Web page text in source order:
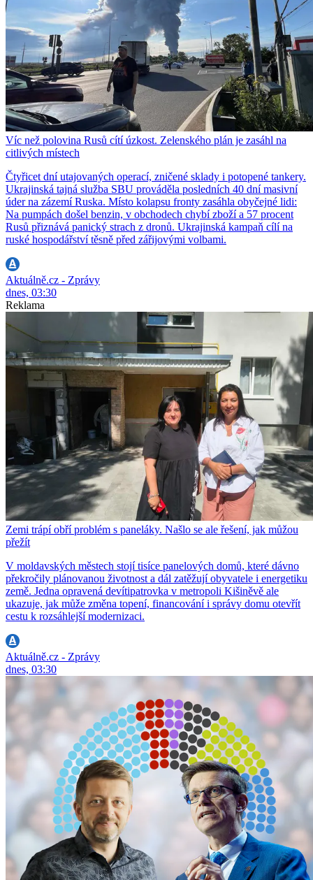
Víc než polovina Rusů cítí úzkost. Zelenského plán je zasáhl na
citlivých místech
Čtyřicet dní utajovaných operací, zničené sklady i potopené tankery.
Ukrajinská tajná služba SBU prováděla posledních 40 dní masivní
úder na zázemí Ruska. Místo kolapsu fronty zasáhla obyčejné lidi:
Na pumpách došel benzin, v obchodech chybí zboží a 57 procent
Rusů přiznává panický strach z dronů. Ukrajinská kampaň cílí na
ruské hospodářství těsně před zářijovými volbami.
Aktuálně.cz - Zprávy
dnes, 03:30
Reklama
Zemi trápí obří problém s paneláky. Našlo se ale řešení, jak můžou
přežít
V moldavských městech stojí tisíce panelových domů, které dávno
překročily plánovanou životnost a dál zatěžují obyvatele i energetiku
země. Jedna opravená devítipatrovka v metropoli Kišiněvě ale
ukazuje, jak může změna topení, financování i správy domu otevřít
cestu k rozsáhlejší modernizaci.
Aktuálně.cz - Zprávy
dnes, 03:30